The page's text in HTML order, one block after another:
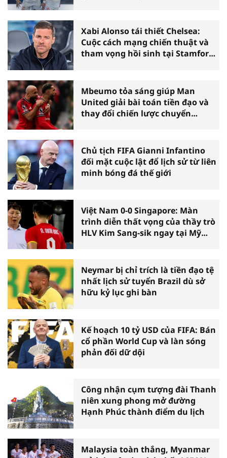
Xabi Alonso tái thiết Chelsea:
Cuộc cách mạng chiến thuật và
tham vọng hồi sinh tại Stamford
Mbeumo tỏa sáng giúp Man
United giải bài toán tiền đạo và
thay đổi chiến lược chuyển
Chủ tịch FIFA Gianni Infantino
đối mặt cuộc lật đổ lịch sử từ liên
minh bóng đá thế giới
Việt Nam 0-0 Singapore: Màn
trình diễn thất vọng của thầy trò
HLV Kim Sang-sik ngay tại Mỹ
Neymar bị chỉ trích là tiền đạo tệ
nhất lịch sử tuyển Brazil dù sở
hữu kỷ lục ghi bàn
Kế hoạch 10 tỷ USD của FIFA: Bán
cổ phần World Cup và làn sóng
phản đối dữ dội
Công nhận cụm tượng đài Thanh
niên xung phong mở đường
Hạnh Phúc thành điểm du lịch
Malaysia toàn thắng, Myanmar